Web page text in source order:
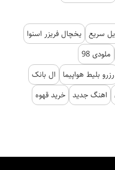
سریع یخچال فریزر اسنوا
ملودی 98
رزرو بلیط هواپیما
ال بانک
اهنگ جدید خرید قهوه